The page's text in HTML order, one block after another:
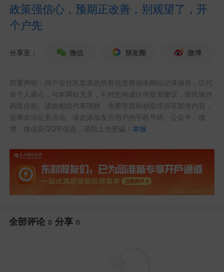
政策强信心，预期正改善，别观望了，开
个户先
分享至： 微信 朋友圈 微博
郑重声明：用户在社区发表的所有信息将由本网站记录保存，仅代
表个人观点，与本网站无关，不对您构成任何投资建议，据此操作
风险自担。请勿相信代客理财、免费荐股和炒股培训等宣传内容，
远离非法证券活动。请勿添加发言用户的手机号码、公众号、微
博、微信及QQ等信息，谨防上当受骗！举报
全部评论 0 分享 0